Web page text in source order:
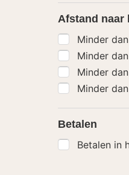
Afstand naar
Minder
Minder
Minder
Minder
Betalen
Betalen in